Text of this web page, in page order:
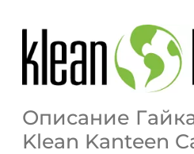
Описание
Klean Kanteen